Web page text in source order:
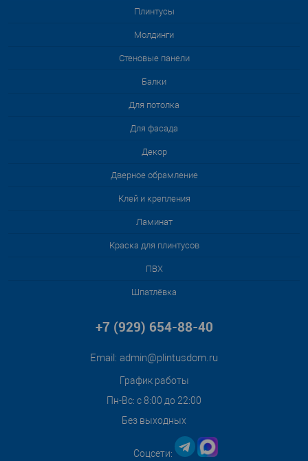
Плинтусы
Молдинги
Стеновые панели
Балки
Для потолка
Для фасада
Декор
Дверное обрамление
Клей и крепления
Ламинат
Краска для плинтусов
ПВХ
Шпатлёвка
+7 (929) 654-88-40
Email: admin@plintusdom.ru
График работы
Пн-Вс: с 8:00 до 22:00
Без выходных
Соцсети: